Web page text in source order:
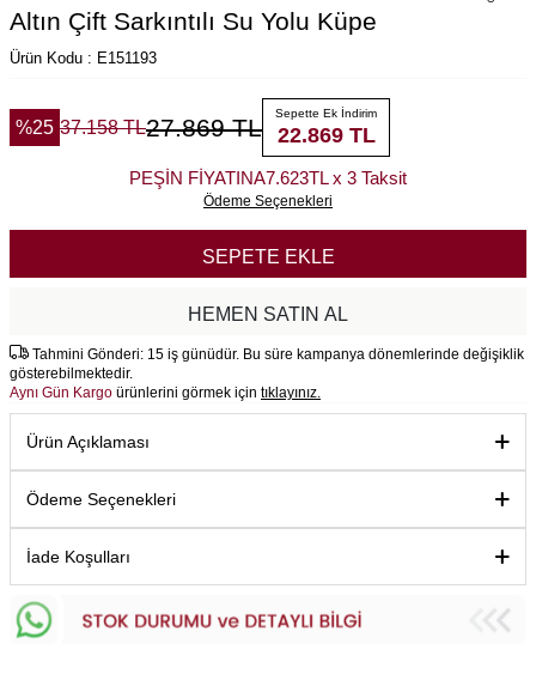
Altın Çift Sarkıntılı Su Yolu Küpe
Ürün Kodu : E151193
%25 37.158TL27.869TL Sepette Ek İndirim
22.869TL
PEŞİN FİYATINA7.623TL x 3 Taksit
Ödeme Seçenekleri
SEPETE EKLE
HEMEN SATIN AL
Tahmini Gönderi: 15 iş günüdür. Bu süre kampanya dönemlerinde değişiklik
gösterebilmektedir.
Aynı Gün Kargo ürünlerini görmek için tıklayınız.
Ürün Açıklaması
Ödeme Seçenekleri
İade Koşulları